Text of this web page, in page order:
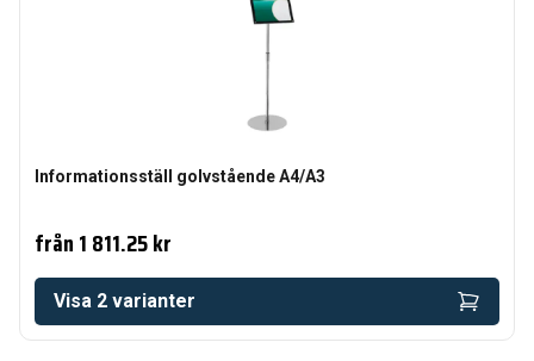
Informationsställ golvstående A4/A3
från1 811.25 kr
Visa 2 varianter